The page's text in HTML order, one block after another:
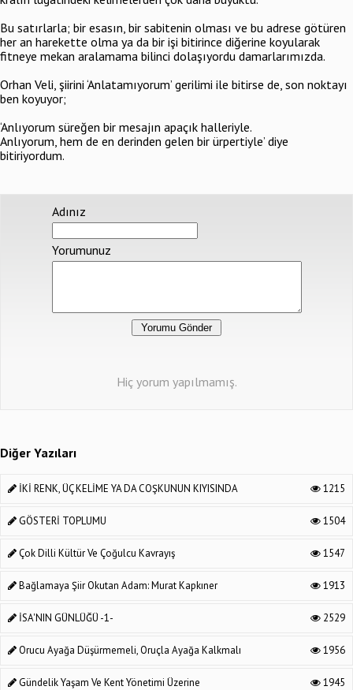
Bu satırlarla; bir esasın, bir sabitenin olması ve bu adrese götüren
her an harekette olma ya da bir işi bitirince diğerine koyularak
fitneye mekan aralamama bilinci dolaşıyordu damarlarımızda.
Orhan Veli, şiirini ‘Anlatamıyorum’ gerilimi ile bitirse de, son noktayı
ben koyuyor;
‘Anlıyorum süreğen bir mesajın apaçık halleriyle.
Anlıyorum, hem de en derinden gelen bir ürpertiyle’ diye
bitiriyordum.
Adınız
Yorumunuz
Hiç yorum yapılmamış.
Diğer Yazıları
İKİ RENK, ÜÇ KELİME YA DA COŞKUNUN KIYISINDA 1215
GÖSTERİ TOPLUMU 1504
Çok Dilli Kültür Ve Çoğulcu Kavrayış 1547
Bağlamaya Şiir Okutan Adam: Murat Kapkıner 1913
İSA'NIN GÜNLÜĞÜ -1- 2529
Orucu Ayağa Düşürmemeli, Oruçla Ayağa Kalkmalı 1956
Gündelik Yaşam Ve Kent Yönetimi Üzerine 1945